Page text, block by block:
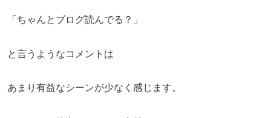
「ちゃんとブログ読んでる？」
と言うようなコメントは
あまり有益なシーンが少なく感じます。